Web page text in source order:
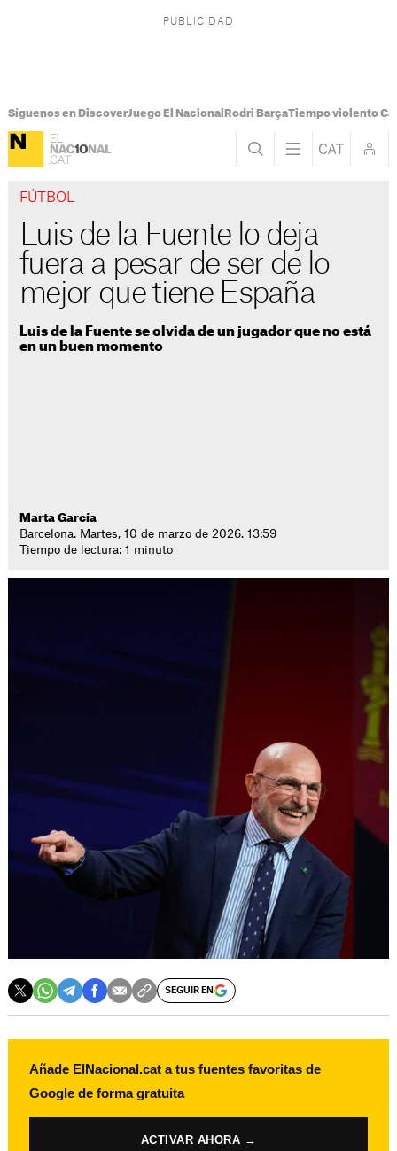
Síguenos en DiscoverJuego El Nacional Rodri BarçaTiempo violento
FÚTBOL
Luis de la Fuente lo deja
fuera a pesar de ser de lo
mejor que tiene España
Luis de la Fuente se olvida de un jugador que no está
en un buen momento
Marta García
Barcelona. Martes, 10 de marzo de 2026. 13:59
Tiempo de lectura: 1 minuto
SEGUIR EN
Añade ElNacional.cat a tus fuentes favoritas de
Google de forma gratuita
ACTIVAR AHORA →